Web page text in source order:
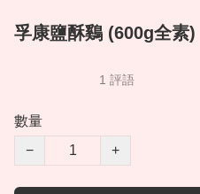
孚康鹽酥鷄 (600g全素)
1 評語
數量
−
+